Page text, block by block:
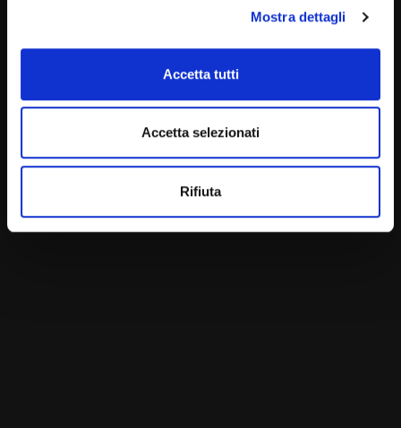
Mostra dettagli
Accetta tutti
Accetta selezionati
Rifiuta